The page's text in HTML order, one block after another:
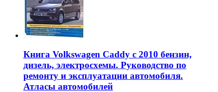
Книга Volkswagen Caddy с 2010 бензин,
дизель, электросхемы. Руководство по
ремонту и эксплуатации автомобиля.
Атласы автомобилей